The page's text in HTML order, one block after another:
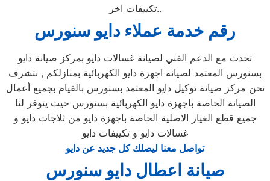
تكييفات اخر..
رقم خدمة عملاء دايو سنورس
تحدث مع الدعم الفني لصيانة غسالات دايو بمركز صيانة دايو
بسنورس المعتمد لصيانة اجهزة دايو الكهربائية بمنازلكم , نتشرف
نحن مركز صيانة توكيل دايو المعتمد بسنورس بالقيام بجميع أعمال
الصيانة الخاصة باجهزة دايو الكهربائية بسنورس حيث يتوفر لنا
جميع قطع الغيار الاصلية الخاصة باجهزة دايو من ثلاجات دايو و
غسالات دايو و تكييفات دايو
تواصل معنا ليصلك كل جديد عن دايو
صيانة اعطال دايو سنورس